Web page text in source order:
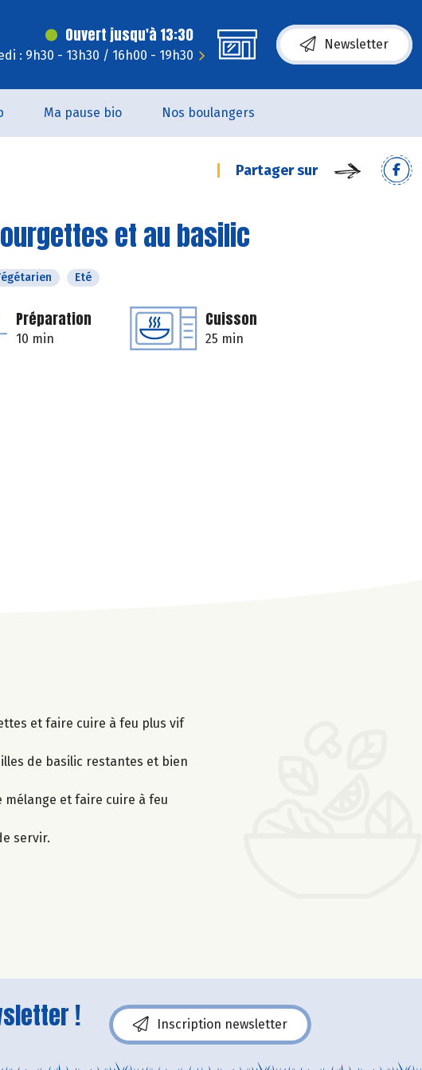
Ouvert jusqu'à 13:30
: 9h30 - 13h30 / 16h00 - 19h30
Newsletter
Ma pause bio Nos boulangers
Partager sur
et au basilic
Eté
Préparation
10 min
Cuisson
25 min
et faire cuire à feu plus vif
de basilic restantes et bien
mélange et faire cuire à feu
servir.
! Inscription newsletter